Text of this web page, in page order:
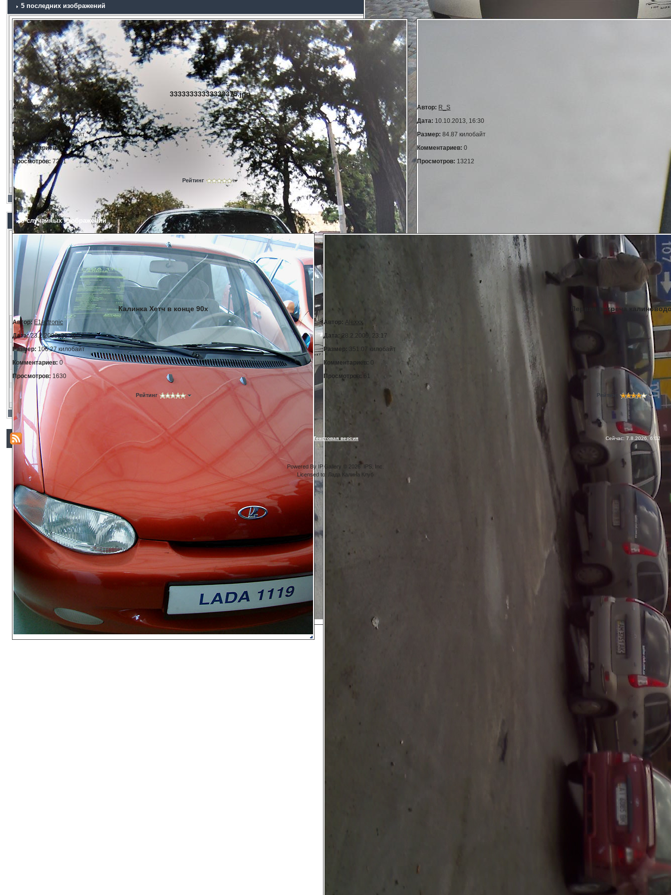
5 последних изображений
33333333333333375.jpg
Автор: Олег808
Дата:
11.3.2014, 23:21
Размер:
166.68 килобайт
Комментариев:0
Просмотров:7231
Рейтинг
Автор: R_S
Дата: 10.10.2013, 16:30
Размер: 84.87 килобайт
Комментариев: 0
Просмотров: 13212
5 случайных изображений
Калинка Хетч в конце 90х
Автор: E1ectronic
Дата:23.2.2009, 22:20
Размер: 106.27 килобайт
Комментариев: 0
Просмотров:1630
Рейтинг
Первая встреча
Автор: Alexxx
Дата:28.2.2009, 23:17
Размер: 351.07 килобайт
Комментариев: 0
Просмотров: 61
Рейтинг
Текстовая версия Сейчас: 7.8.2026, 6:02
Powered By IP.Gallery © 2026 IPS, Inc.
Licensed to: Лада Калина Клуб